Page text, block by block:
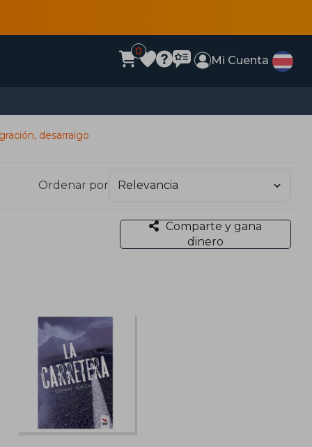
0
Mi Cuenta
desarraigo
Ordenar por
Comparte y gana
dinero